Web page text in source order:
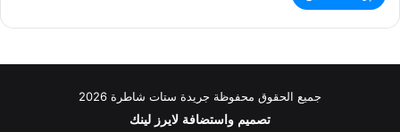
جميع الحقوق محفوظة جريدة ستات شاطرة 2026
تصميم واستضافة لايرز لينك